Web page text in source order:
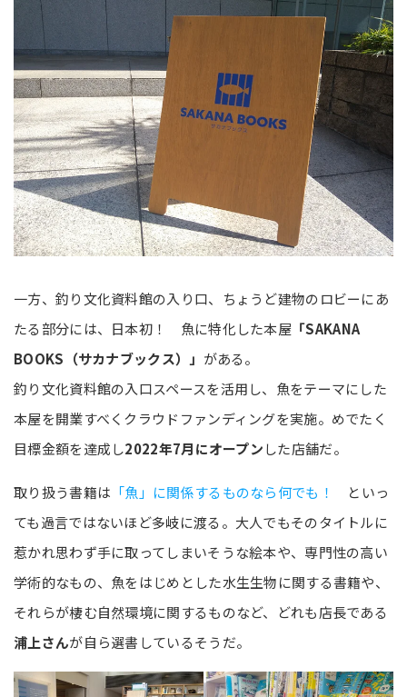
一方、釣り文化資料館の入り口、ちょうど建物のロビーにあ
たる部分には、日本初！ 魚に特化した本屋 「SAKANA
BOOKS（サカナブックス）」 がある。
釣り文化資料館の入口スペースを活用し、魚をテーマにした
本屋を開業すべくクラウドファンディングを実施。めでたく
目標金額を達成し2022年7月にオープンした店舗だ。
取り扱う書籍は 「魚」に関係するものなら何でも！
といっ
ても過言ではないほど多岐に渡る。大人でもそのタイトルに
惹かれ思わず手に取ってしまいそうな絵本や、専門性の高い
学術的なもの、魚をはじめとした水生生物に関する書籍や、
それらが棲む自然環境に関するものなど、どれも店長である
浦上さんが自ら選書しているそうだ。